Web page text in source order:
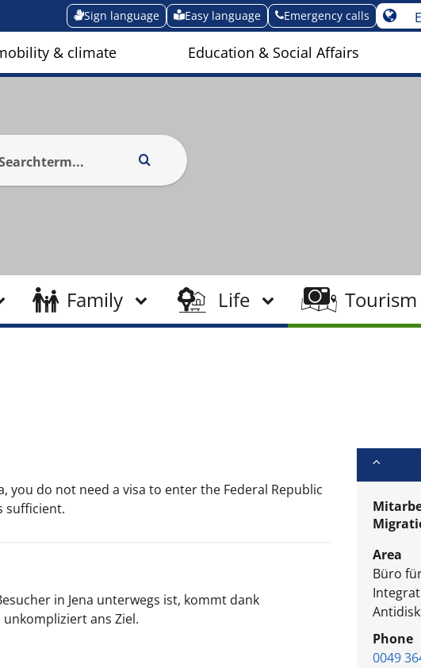
Sign language Easy language Emergency calls
& climate Education & Social Affairs
Family Life Tourism
you do not need a visa to enter the Federal Republic
sufficient.
in Jena unterwegs ist, kommt dank
ans Ziel.
Area
Büro
Phone
0049